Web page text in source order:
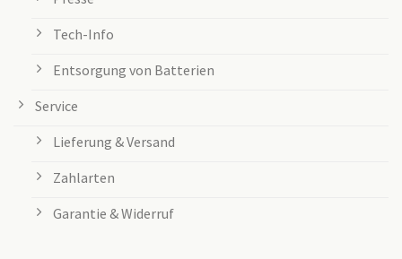
Tech-Info
Entsorgung von Batterien
Service
Lieferung & Versand
Zahlarten
Garantie & Widerruf